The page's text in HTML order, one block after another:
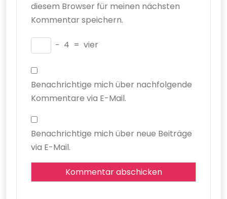
diesem Browser für meinen nächsten
Kommentar speichern.
− 4 = vier
Benachrichtige mich über nachfolgende
Kommentare via E-Mail.
Benachrichtige mich über neue Beiträge
via E-Mail.